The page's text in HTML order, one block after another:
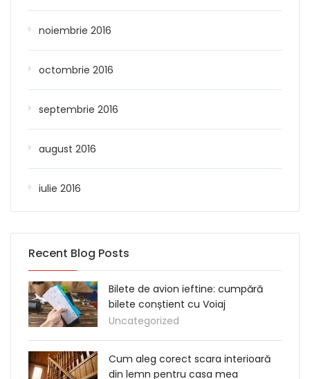
noiembrie 2016
octombrie 2016
septembrie 2016
august 2016
iulie 2016
Recent Blog Posts
Bilete de avion ieftine: cumpără
bilete conștient cu Voiaj
Uncategorized
Cum aleg corect scara interioară
din lemn pentru casa mea